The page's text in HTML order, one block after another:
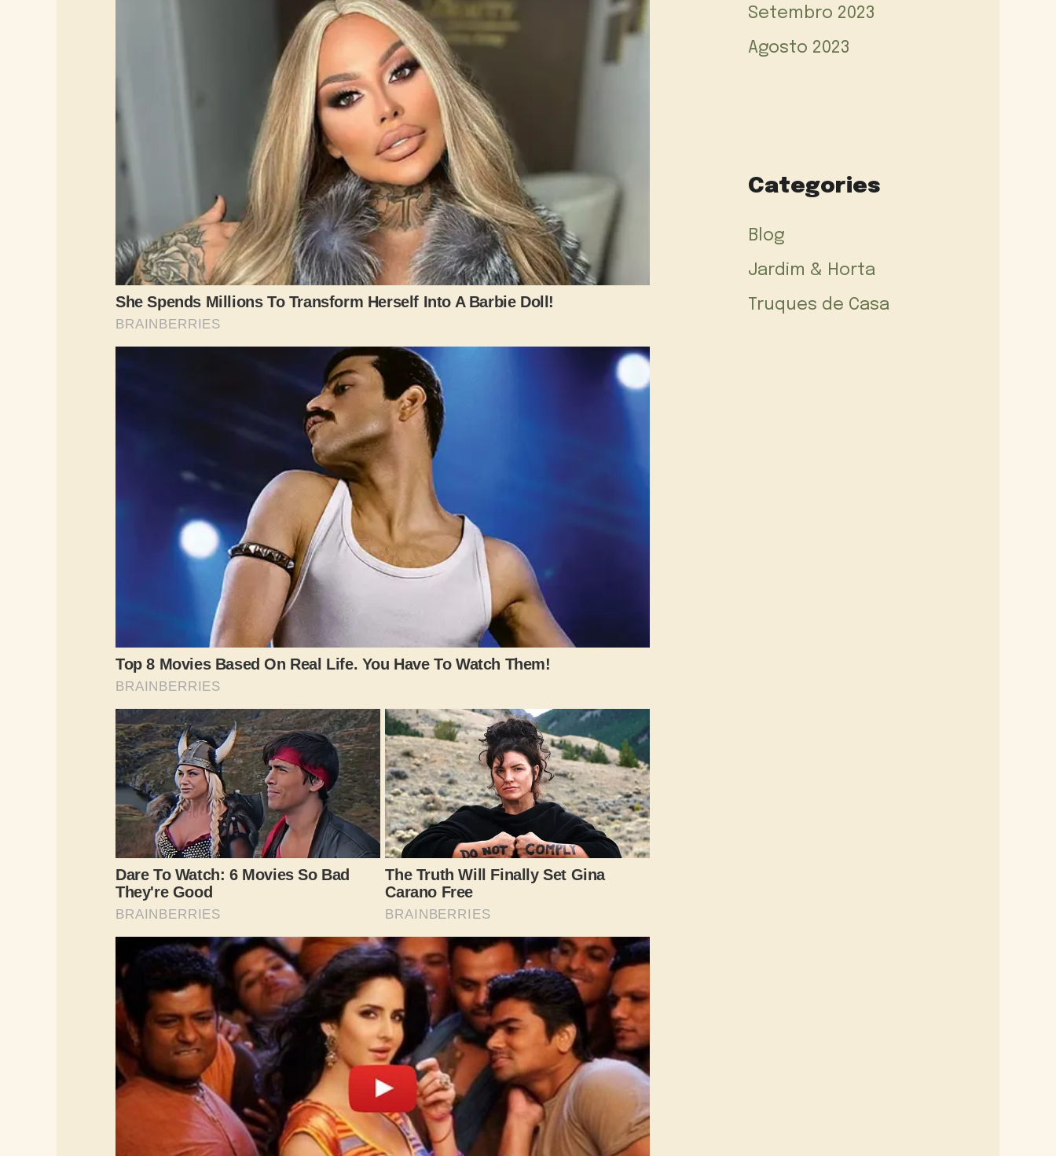
Setembro 2023
Agosto 2023
Categories
Blog
Jardim & Horta
Truques de Casa